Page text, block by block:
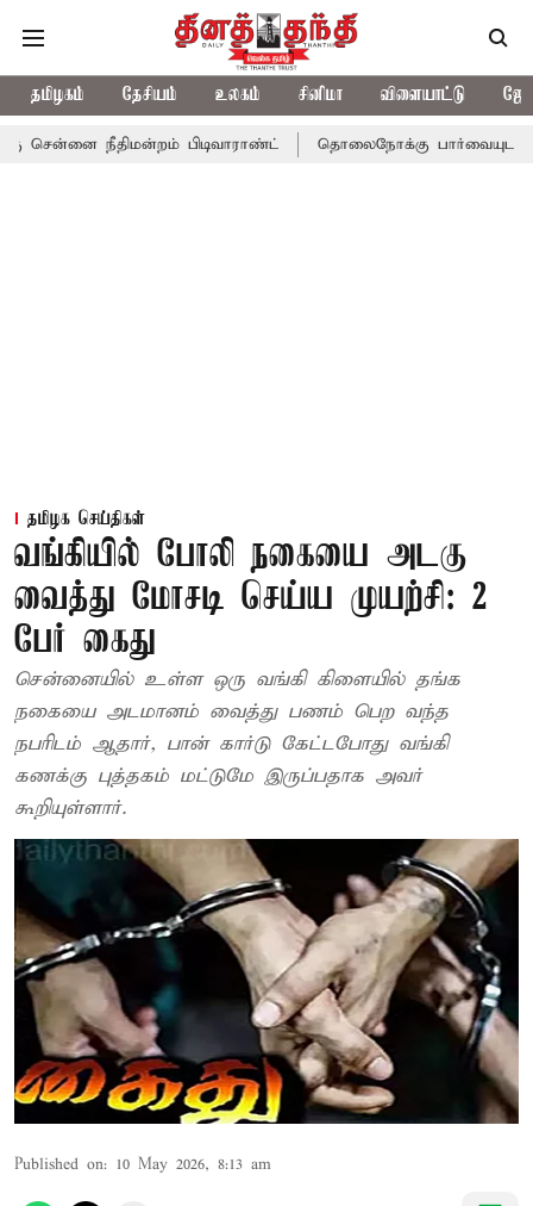
தமிழகம் தேசியம் உலகம் சினிமா விளையாட்டு
பிடிவாராண்ட் தொலைநோக்கு பார்வையுடன் கூடிய
தமிழக செய்திகள்
வங்கியில் போலி நகையை அடகு
வைத்து மோசடி செய்ய முயற்சி: 2
பேர் கைது
சென்னையில் உள்ள ஒரு வங்கி கிளையில் தங்க
நகையை அடமானம் வைத்து பணம் பெற வந்த
நபரிடம் ஆதார், பான் கார்டு கேட்டபோது வங்கி
கணக்கு புத்தகம் மட்டுமே இருப்பதாக அவர்
கூறியுள்ளார்.
Published on: 10 May 2026, 8:13 am